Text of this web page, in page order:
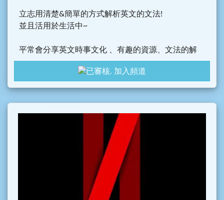
立志用清楚&簡單的方式解析英文的文法!
並且活用於生活中~
平常會分享英文時事文化 、有趣的資源、文法的解
析、考題的分享等等
加入頻道